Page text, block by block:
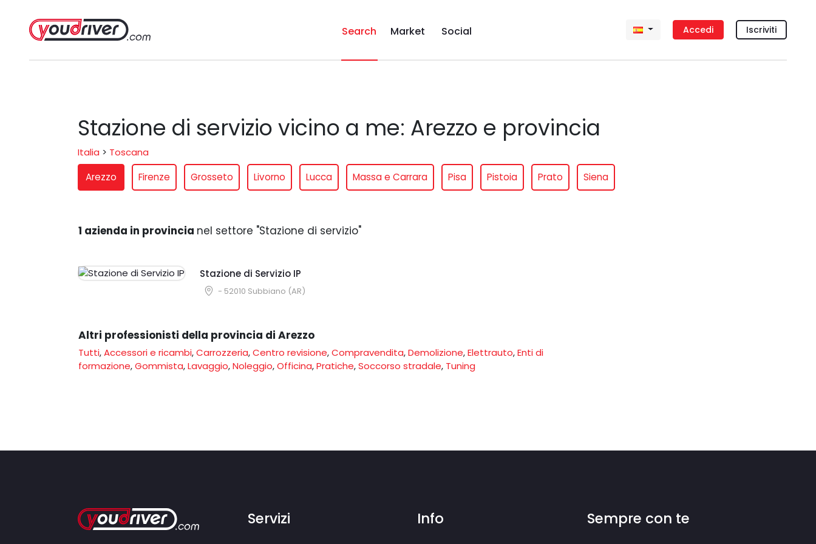
Search Market Social Accedi Iscriviti
Stazione di servizio vicino a me: Arezzo e provincia
Italia > Toscana
Arezzo
Firenze Grosseto Livorno Lucca Massa e Carrara Pisa Pistoia Prato Siena
1 azienda in provincia nel settore "Stazione di servizio"
Stazione di Servizio IP
- 52010 Subbiano (AR)
Altri professionisti della provincia di Arezzo
Tutti,Accessori e ricambi,Carrozzeria,Centro revisione,Compravendita,Demolizione,Elettrauto,Enti di
formazione,Gommista,Lavaggio,Noleggio,Officina,Pratiche,Soccorso stradale, Tuning
Servizi Info Sempre con te